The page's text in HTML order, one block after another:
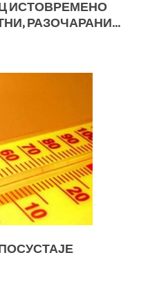
ИСТОВРЕМЕНО
РАЗОЧАРАНИ…